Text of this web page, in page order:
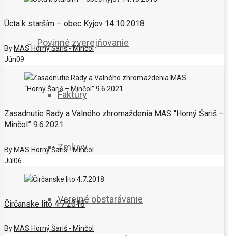
Povinné zverejňovanie
Faktúry
Zmluvy
Verejné obstarávanie
Úcta k starším – obec Kyjov 14.10.2018
By MAS Horný Šariš - Minčol
Jún09
Zasadnutie Rady a Valného zhromaždenia MAS “Horný Šariš –
Minčol” 9.6.2021
By MAS Horný Šariš - Minčol
Júl 06
Čirčanske lito 4.7.2018
By MAS Horný Šariš - Minčol